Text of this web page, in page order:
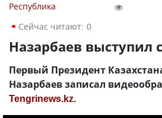
Республика
Сейчас читают: 0
Назарбаев выступил
Первый Президент
Назарбаев записал
Tengrinews.kz.